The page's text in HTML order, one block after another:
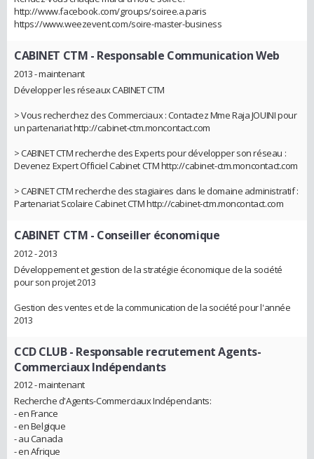
http://www.facebook.com/groups/soiree.a.paris
https://www.weezevent.com/soire-master-business
CABINET CTM - Responsable Communication Web
2013 - maintenant
Développer les réseaux CABINET CTM
> Vous recherchez des Commerciaux : Contactez Mme Raja JOUINI pour
un partenariat http://cabinet-ctm.moncontact.com
> CABINET CTM recherche des Experts pour développer son réseau :
Devenez Expert Officiel Cabinet CTM http://cabinet-ctm.moncontact.com
> CABINET CTM recherche des stagiaires dans le domaine administratif :
Partenariat Scolaire Cabinet CTM http://cabinet-ctm.moncontact.com
CABINET CTM - Conseiller économique
2012 - 2013
Développement et gestion de la stratégie économique de la société
pour son projet 2013
Gestion des ventes et de la communication de la société pour l'année
2013
CCD CLUB- Responsable recrutement Agents-
Commerciaux Indépendants
2012 - maintenant
Recherche d'Agents-Commerciaux Indépendants:
- en France
- en Belgique
- au Canada
- en Afrique